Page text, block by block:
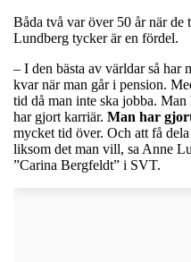
Båda två var över 50 år när de
Lundberg tycker är en fördel.
– I den bästa av världar så har
kvar när man går i pension.
tid då man inte ska jobba.
har gjort karriär. Man har
mycket tid över. Och att få
liksom det man vill, sa Anne
”Carina Bergfeldt” i SVT.